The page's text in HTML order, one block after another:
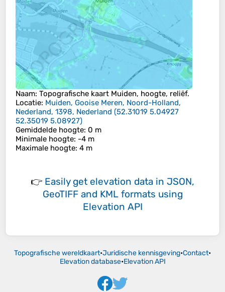
Naam: Topografische kaart Muiden, hoogte, reliëf.
Locatie: Muiden, Gooise Meren, Noord-Holland,
Nederland, 1398, Nederland (52.31019 5.04927
52.35019 5.08927)
Gemiddelde hoogte: 0 m
Minimale hoogte: -4 m
Maximale hoogte: 4 m
👉 Easily get elevation data in JSON,
GeoTIFF and KML formats using
Elevation API
Topografische wereldkaart•Juridische kennisgeving•Contact•
Elevation database•Elevation API